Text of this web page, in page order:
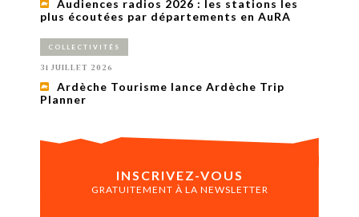
Audiences radios 2026 : les stations les
plus écoutées par départements en AuRA
COLLECTIVITÉS
31 JUILLET 2026
Ardèche Tourisme lance Ardèche Trip
Planner
INSCRIVEZ-VOUS
GRATUITEMENT À LA NEWSLETTER